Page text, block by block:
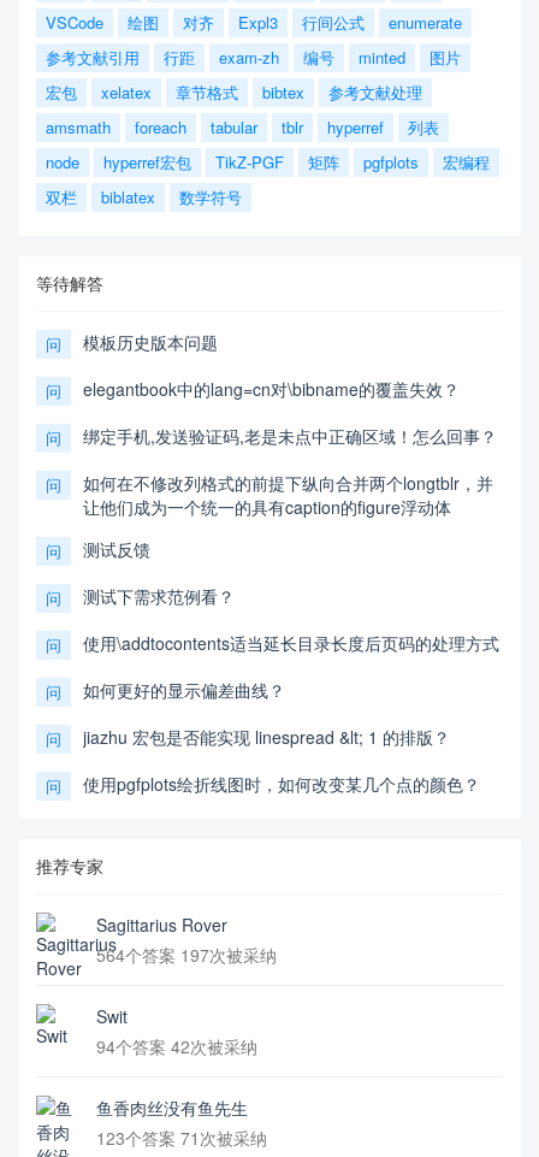
VSCode
绘图 对齐 Expl3 行间公式
enumerate
参考文献引用
行距 exam-zh 编号 minted
图片
宏包
xelatex 章节格式 bibtex
参考文献处理
amsmath
foreach tabular tblr hyperref
列表
node
hyperref宏包 TikZ-PGF 矩阵 pgfplots
宏编程
双栏
biblatex 数学符号
等待解答
问 模板历史版本问题
问 elegantbook中的lang=cn对\bibname的覆盖失效？
问 绑定手机,发送验证码,老是未点中正确区域！怎么回事？
问
如何在不修改列格式的前提下纵向合并两个longtblr，并
让他们成为一个统一的具有caption的figure浮动体
问 测试反馈
问 测试下需求范例看？
问 使用\addtocontents适当延长目录长度后页码的处理方式
问 如何更好的显示偏差曲线？
问 jiazhu 宏包是否能实现 linespread &lt; 1 的排版？
问 使用pgfplots绘折线图时，如何改变某几个点的颜色？
推荐专家
Sagittarius Rover
564个答案 197次被采纳
Swit
94个答案 42次被采纳
鱼香肉丝没有鱼先生
123个答案 71次被采纳